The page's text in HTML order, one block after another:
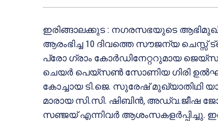
ഇരിങ്ങാലക്കുട : നഗരസഭയുടെ
ആരംഭിച്ച 10 ദിവത്തെ സൗജന്യ
പ്രോ ഗ്രാം കോർഡിനേറ്ററുമായ
ചെയർ പെയ്സൺ സോണിയ ഗിരി
കോച്ചായ ടി.ജെ. സുരേഷ് മുഖ്യാതിഥി
മാരായ സി.സി. ഷിബിൻ, അഡ്വ.ജീഷ
സഞ്ജയ് എന്നിവർ ആശംസകളർപ്പിച്ചു.